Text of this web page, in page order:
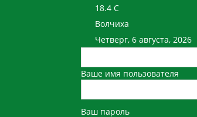
18.4 C
Волчиха
Четверг, 6 августа, 2026
Ваше имя пользователя
Ваш пароль